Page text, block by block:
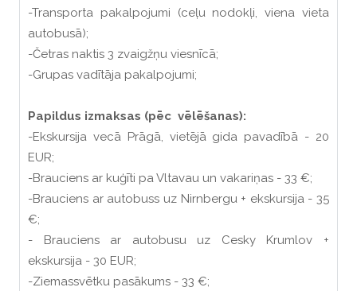
-Transporta pakalpojumi (ceļu nodokļi, viena vieta
autobusā);
-Četras naktis 3 zvaigžņu viesnīcā;
-Grupas vadītāja pakalpojumi;
Papildus izmaksas (pēc vēlēšanas):
-Ekskursija vecā Prāgā, vietējā gida pavadībā - 20
EUR;
-Brauciens ar kuģīti pa Vltavau un vakariņas - 33 €;
-Brauciens ar autobuss uz Nirnbergu + ekskursija - 35
€;
- Brauciens ar autobusu uz Cesky Krumlov +
ekskursija - 30 EUR;
-Ziemassvētku pasākums - 33 €;